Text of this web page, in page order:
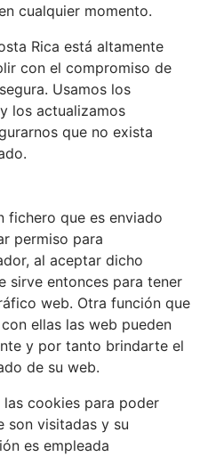
cualquier momento.
Rica está altamente
con el compromiso de
Usamos los
los actualizamos
que no exista
fichero que es enviado
permiso para
al aceptar dicho
sirve entonces para tener
web. Otra función que
ellas las web pueden
y por tanto brindarte el
de su web.
cookies para poder
son visitadas y su
es empleada